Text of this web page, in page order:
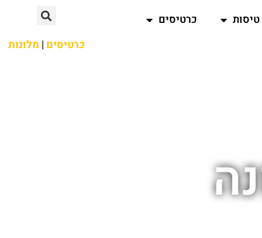
טיסות
כרטיסים
כרטיסים | מלונות